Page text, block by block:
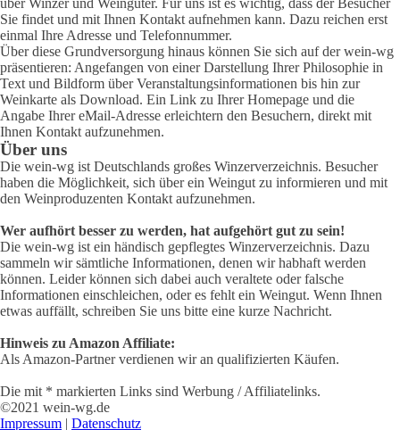
über Winzer und Weingüter. Für uns ist es wichtig, dass der Besucher
Sie findet und mit Ihnen Kontakt aufnehmen kann. Dazu reichen erst
einmal Ihre Adresse und Telefonnummer.
Über diese Grundversorgung hinaus können Sie sich auf der wein-wg
präsentieren: Angefangen von einer Darstellung Ihrer Philosophie in
Text und Bildform über Veranstaltungsinformationen bis hin zur
Weinkarte als Download. Ein Link zu Ihrer Homepage und die
Angabe Ihrer eMail-Adresse erleichtern den Besuchern, direkt mit
Ihnen Kontakt aufzunehmen.
Über uns
Die wein-wg ist Deutschlands großes Winzerverzeichnis. Besucher
haben die Möglichkeit, sich über ein Weingut zu informieren und mit
den Weinproduzenten Kontakt aufzunehmen.
Wer aufhört besser zu werden, hat aufgehört gut zu sein!
Die wein-wg ist ein händisch gepflegtes Winzerverzeichnis. Dazu
sammeln wir sämtliche Informationen, denen wir habhaft werden
können. Leider können sich dabei auch veraltete oder falsche
Informationen einschleichen, oder es fehlt ein Weingut. Wenn Ihnen
etwas auffällt, schreiben Sie uns bitte eine kurze Nachricht.
Hinweis zu Amazon Affiliate:
Als Amazon-Partner verdienen wir an qualifizierten Käufen.
Die mit * markierten Links sind Werbung / Affiliatelinks.
©2021 wein-wg.de
Impressum | Datenschutz